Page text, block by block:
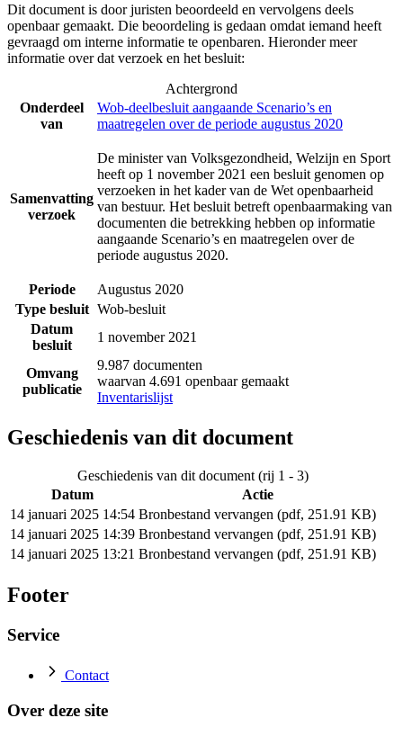
Dit document is door juristen beoordeeld en vervolgens deels
openbaar gemaakt. Die beoordeling is gedaan omdat iemand heeft
gevraagd om interne informatie te openbaren. Hieronder meer
informatie over dat verzoek en het besluit:
Achtergrond
Onderdeel
van
Wob-deelbesluit aangaande Scenario’s en
maatregelen over de periode augustus 2020
Samenvatting
verzoek
De minister van Volksgezondheid, Welzijn en Sport
heeft op 1 november 2021 een besluit genomen op
verzoeken in het kader van de Wet openbaarheid
van bestuur. Het besluit betreft openbaarmaking van
documenten die betrekking hebben op informatie
aangaande Scenario’s en maatregelen over de
periode augustus 2020.
Periode
Augustus 2020
Type besluit Wob-besluit
Datum
besluit
1 november 2021
Omvang
publicatie
9.987 documenten
waarvan 4.691 openbaar gemaakt
Inventarislijst
Geschiedenis van dit document
Geschiedenis van dit document (rij 1 - 3)
Datum
Actie
14 januari 2025 14:54 Bronbestand vervangen (pdf, 251.91 KB)
14 januari 2025 14:39 Bronbestand vervangen (pdf, 251.91 KB)
14 januari 2025 13:21 Bronbestand vervangen (pdf, 251.91 KB)
Footer
Service
Contact
Over deze site